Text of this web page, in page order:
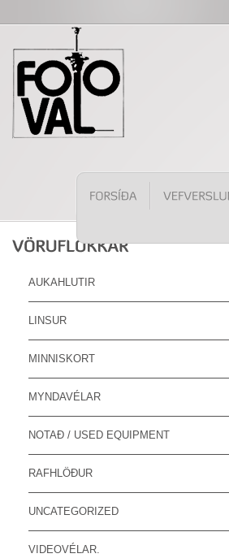
AUKAHLUTIR
LINSUR
MINNISKORT
MYNDAVÉLAR
NOTAÐ / USED EQUIPMENT
RAFHLÖÐUR
UNCATEGORIZED
VIDEOVÉLAR.